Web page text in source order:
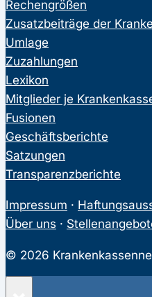
Rechengrößen
Zusatzbeiträge der
Umlage
Zuzahlungen
Lexikon
Mitglieder je
Fusionen
Geschäftsberichte
Satzungen
Transparenzberichte
Impressum ·
Über uns ·
© 2026